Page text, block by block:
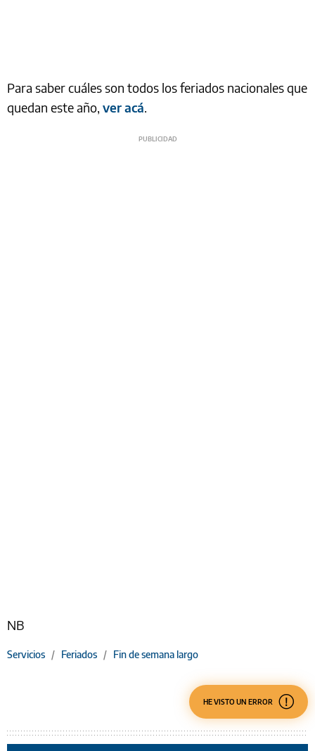
Para saber cuáles son todos los feriados nacionales que
quedan este año, ver acá.
NB
Servicios / Feriados / Fin de semana largo
HE VISTO UN ERROR